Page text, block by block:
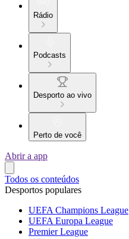
Rádio
Podcasts
Desporto ao vivo
Perto de você
Abrir a app
Todos os conteúdos
Desportos populares
UEFA Champions League
UEFA Europa League
Premier League